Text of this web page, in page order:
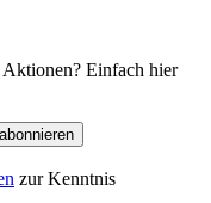
Einfach hier
zur Kenntnis